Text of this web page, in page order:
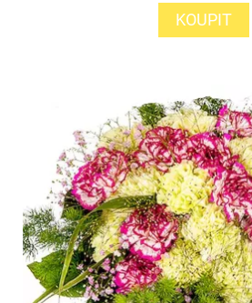
KOUPIT